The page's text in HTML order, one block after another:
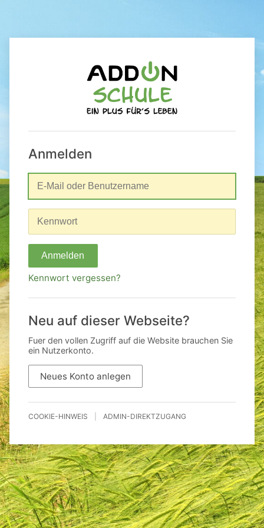
Anmelden
Anmelden
Kennwort vergessen?
Neu auf dieser Webseite?
Fuer den vollen Zugriff auf die Website brauchen Sie
ein Nutzerkonto.
Neues Konto anlegen
COOKIE-HINWEIS ADMIN-DIREKTZUGANG